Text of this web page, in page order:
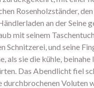
Rosenholzständer,
an der Seine
mit seinem
Schnitzerei, und seine
als sie die kühle,
Das Abendlicht fiel
durchbrochenen Voluten